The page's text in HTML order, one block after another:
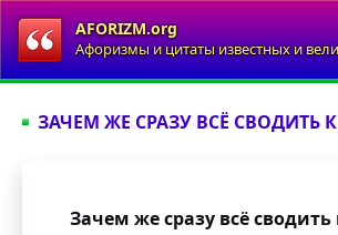
AFORIZM.org
Афоризмы и цитаты известных и
ЗАЧЕМ ЖЕ СРАЗУ ВСЁ СВОДИТЬ
Зачем же сразу всё